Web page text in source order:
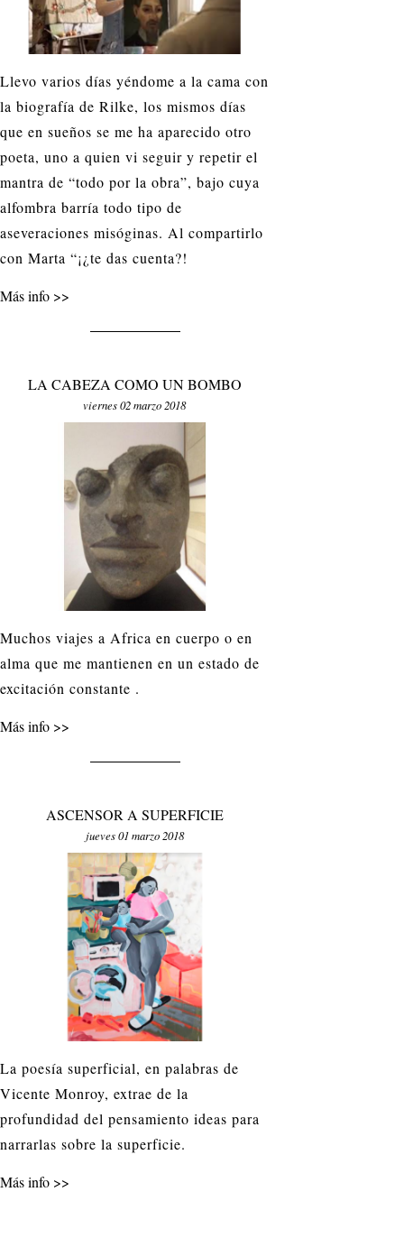
Llevo varios días yéndome a la cama con
la biografía de Rilke, los mismos días
que en sueños se me ha aparecido otro
poeta, uno a quien vi seguir y repetir el
mantra de “todo por la obra”, bajo cuya
alfombra barría todo tipo de
aseveraciones misóginas. Al compartirlo
con Marta “¡¿te das cuenta?!
Más info
LA CABEZA COMO UN BOMBO
viernes 02 marzo 2018
Muchos viajes a Africa en cuerpo o en
alma que me mantienen en un estado de
excitación constante .
Más info
ASCENSOR A SUPERFICIE
jueves 01 marzo 2018
La poesía superficial, en palabras de
Vicente Monroy, extrae de la
profundidad del pensamiento ideas para
narrarlas sobre la superficie.
Más info